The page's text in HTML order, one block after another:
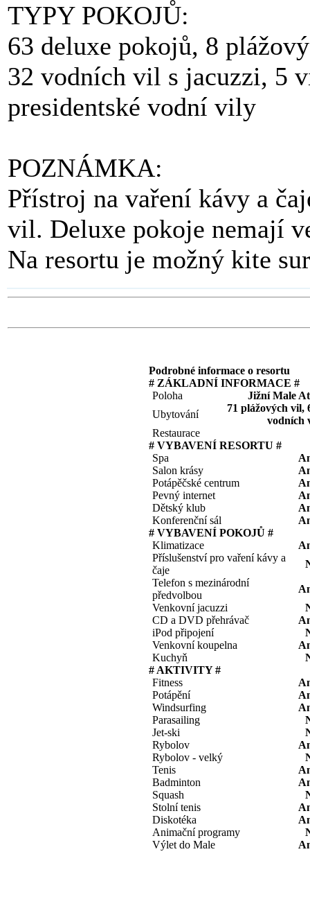
TYPY POKOJŮ:
63 deluxe pokojů, 8
32 vodních vil s jacuzzi, 5
presidentské vodní vily
POZNÁMKA:
Přístroj na vaření kávy a
vil. Deluxe pokoje nemají
Na resortu je možný kite
Podrobné informace o resortu
# ZÁKLADNÍ INFORMACE #
Poloha
Jižní Male
Ubytování
71 plážových vil,
vodních
Restaurace
# VYBAVENÍ RESORTU #
Spa
Salon krásy
Potápěčské centrum
Pevný internet
Dětský klub
Konferenční sál
# VYBAVENÍ POKOJŮ #
Klimatizace
Příslušenství pro vaření kávy a
čaje
Telefon s mezinárodní
předvolbou
Venkovní jacuzzi
CD a DVD přehrávač
iPod připojení
Venkovní koupelna
Kuchyň
# AKTIVITY #
Fitness
Potápění
Windsurfing
Parasailing
Jet-ski
Rybolov
Rybolov - velký
Tenis
Badminton
Squash
Stolní tenis
Diskotéka
Animační programy
Výlet do Male